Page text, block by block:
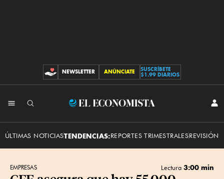
CONTRIBUCIONES
NEWSLETTER ANÚNCIATE
SUSCRÍBETE
$1.99 DIARIOS
El
ÚLTIMAS NOTICIASTENDENCIAS:REPORTES TRIMESTRALESREVISIÓN
EMPRESAS Lectura 3:00 min